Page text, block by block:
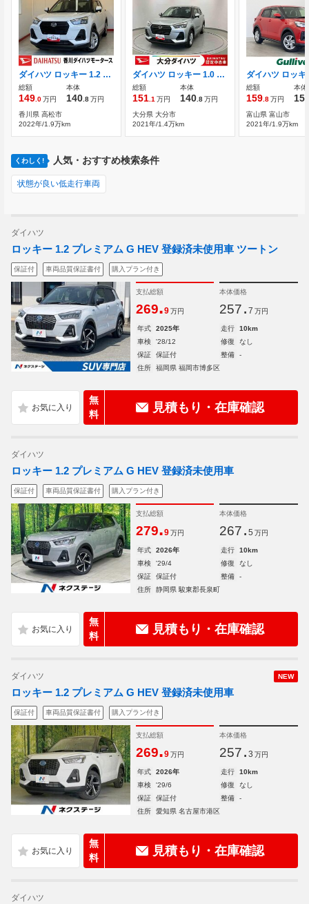
ダイハツ ロッキー 1.2 L ナビ/Bluetooth接続/電動格納ミラー
総額
149.0万円
本体
140.8万円
香川県 高松市
2022年/1.9万km
ダイハツ ロッキー 1.0 L 走行距離無制限12ヶ月保証付き LEDヘ
総額
151.1万円
本体
140.8万円
大分県 大分市
2021年/1.4万km
総額
159.8万円
本体
富山県 富山市
2021年/1.9万km
くわしく! 人気・おすすめ検索条件
状態が良い低走行車両
ダイハツ
ロッキー 1.2 プレミアム G HEV 登録済未使用車 ツートン
保証付 車両品質保証書付 購入プラン付き
支払総額
269.9 万円
本体価格
257. 7 万円
年式 2025年 走行
10km
車検
'28/12 修復
なし
保証
保証付 整備
-
住所
福岡県 福岡市博多区
無
料
見積もり・在庫確認
ダイハツ
ロッキー 1.2 プレミアム G HEV 登録済未使用車
保証付 車両品質保証書付 購入プラン付き
支払総額
279.9 万円
本体価格
267. 5 万円
年式 2026年 走行
10km
車検
'29/4 修復
なし
保証
保証付 整備
-
住所
静岡県 駿東郡長泉町
無
料
見積もり・在庫確認
NEW
ダイハツ
ロッキー 1.2 プレミアム G HEV 登録済未使用車
保証付 車両品質保証書付 購入プラン付き
支払総額
269.9 万円
本体価格
257. 3 万円
年式 2026年 走行
10km
車検
'29/6 修復
なし
保証
保証付 整備
-
住所
愛知県 名古屋市港区
無
料
見積もり・在庫確認
ダイハツ